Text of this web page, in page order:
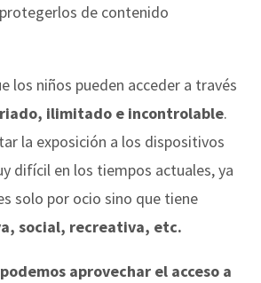
de contenido
los niños pueden acceder a través
ilimitado e incontrolable.
la exposición a los dispositivos
difícil en los tiempos actuales, ya
solo por ocio sino que tiene
social, recreativa, etc.
aprovechar el acceso a